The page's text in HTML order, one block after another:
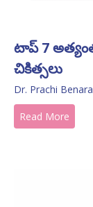
టాప్ 7
చికిత్సలు
Dr. Prachi Benara
Read More